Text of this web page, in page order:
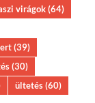
virágok(64)
(39)
(30)
ültetés(60)